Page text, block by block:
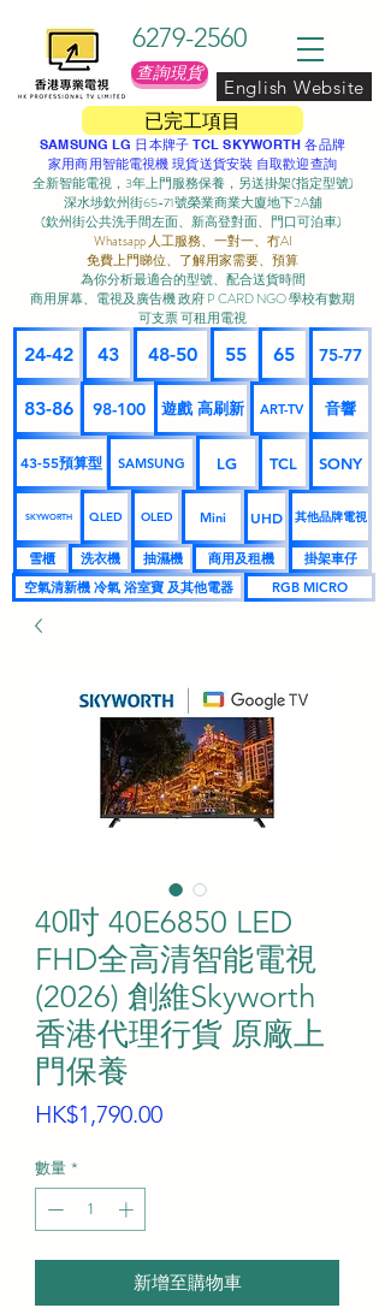
已完工項目
6279-2560
查詢現貨
English Website
SAMSUNG LG 日本牌子 TCL SKYWORTH 各品牌
家用商用智能電視機 現貨送貨安裝 自取歡迎查詢
全新智能電視，3年上門服務保養，另送掛架(指定型號)
深水埗欽州街65-71號榮業商業大廈地下2A舖
(欽州街公共洗手間左面、新高登對面、門口可泊車) ​
Whatsapp 人工服務、一對一、冇AI
免費上門睇位、了解用家需要、預算
為你分析最適合的型號、配合送貨時間
商用屏幕、電視及廣告機 政府 P CARD NGO 學校有數期
可支票 可租用電視
24-42 43 48-50 55 65 75-77
83-86 98-100 遊戲 高刷新 ART-TV 音響
43-55預算型 SAMSUNG LG TCL SONY
SKYWORTH QLED OLED Mini UHD 其他品牌電視
雪櫃 洗衣機 抽濕機 商用及租機
掛架車仔
空氣清新機 冷氣 浴室寶 及其他電器
RGB MICRO
40吋 40E6850 LED
FHD全高清智能電視
(2026) 創維Skyworth
香港代理行貨 原廠上
門保養
HK$1,790.00價
數量 *
新增至購物車